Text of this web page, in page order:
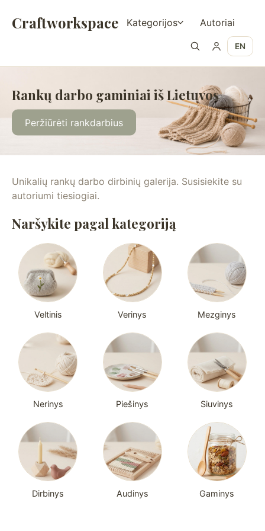
Craftworkspace Kategorijos Autoriai
EN
Rankų darbo gaminiai iš Lietuvos
Peržiūrėti rankdarbius
Unikalių rankų darbo dirbinių galerija. Susisiekite su
autoriumi tiesiogiai.
Naršykite pagal kategoriją
Veltinis Verinys Mezginys
Nerinys Piešinys Siuvinys
Dirbinys Audinys Gaminys